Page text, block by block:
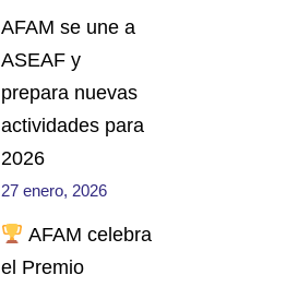
AFAM se une a
ASEAF y
prepara nuevas
actividades para
2026
27 enero, 2026
AFAM celebra
el Premio